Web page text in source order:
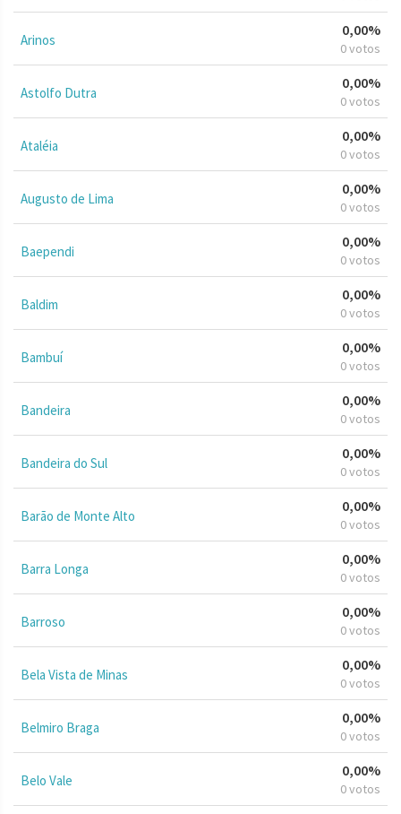
Arinos
0,00%
0 votos
Astolfo Dutra
0,00%
0 votos
Ataléia
0,00%
0 votos
Augusto de Lima
0,00%
0 votos
Baependi
0,00%
0 votos
Baldim
0,00%
0 votos
Bambuí
0,00%
0 votos
Bandeira
0,00%
0 votos
Bandeira do Sul
0,00%
0 votos
Barão de Monte Alto
0,00%
0 votos
Barra Longa
0,00%
0 votos
Barroso
0,00%
0 votos
Bela Vista de Minas
0,00%
0 votos
Belmiro Braga
0,00%
0 votos
Belo Vale
0,00%
0 votos